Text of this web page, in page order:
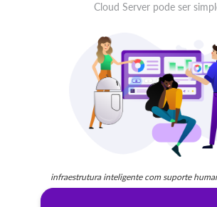
Cloud Server pode ser
infraestrutura inteligente com suporte